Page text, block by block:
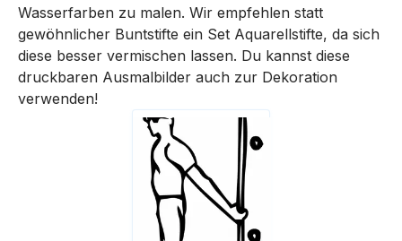
Wasserfarben zu malen. Wir empfehlen statt
gewöhnlicher Buntstifte ein Set Aquarellstifte, da sich
diese besser vermischen lassen. Du kannst diese
druckbaren Ausmalbilder auch zur Dekoration
verwenden!